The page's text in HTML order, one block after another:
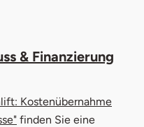
& Finanzierung
Kostenübernahme
finden Sie eine